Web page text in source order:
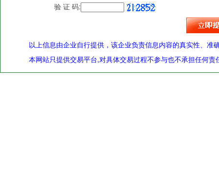
验 证 码:
以上信息由企业自行提供，该企业负责信息内容的真实性、准
本网站只提供交易平台,对具体交易过程不参与也不承担任何责